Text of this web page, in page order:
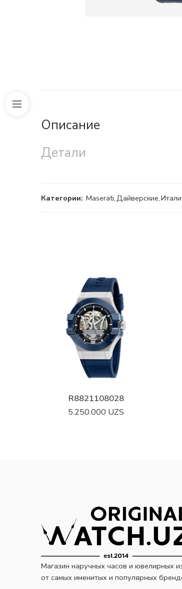
Описание
Детали
Категории: Maserati,Дайверские,
R8821108028
5.250.000 UZS
Магазин наручных часов и ювелирных
от самых именитых и популярных